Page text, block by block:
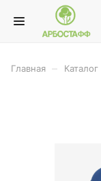
Главная Каталог